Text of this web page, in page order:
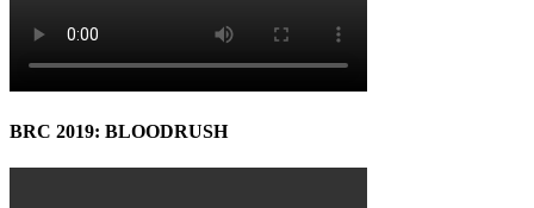
BRC 2019: BLOODRUSH